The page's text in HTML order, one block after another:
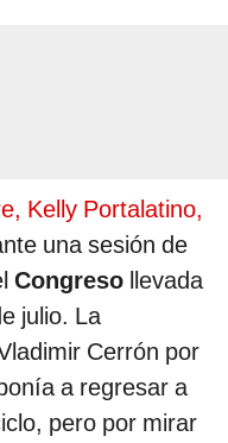
Kelly Portalatino,
una sesión de
Congreso llevada
julio. La
Cerrón por
a regresar a
pero por mirar